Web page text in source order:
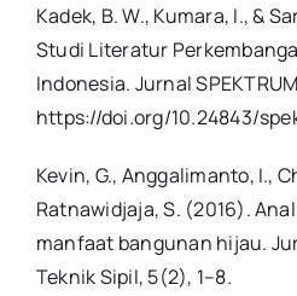
Kadek, B. W., Kumara, I., &
Studi Literatur
Indonesia. Jurnal
https://doi.org/10.24843/
Kevin, G., Anggalimanto, I.,
Ratnawidjaja, S. (2016).
manfaat bangunan hijau.
Teknik Sipil, 5(2), 1–8.